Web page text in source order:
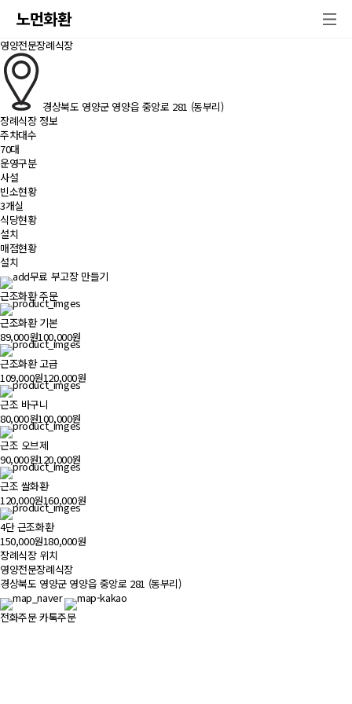
노먼화환
영양전문장례식장
경상북도 영양군 영양읍 중앙로 281 (동부리)
장례식장 정보
주차대수
70대
운영구분
사설
빈소현황
3개실
식당현황
설치
매점현황
설치
무료 부고장 만들기
근조화환 주문
근조화환 기본
89,000원100,000원
근조화환 고급
109,000원120,000원
근조 바구니
80,000원100,000원
근조 오브제
90,000원120,000원
근조 쌀화환
120,000원160,000원
4단 근조화환
150,000원180,000원
장례식장 위치500m
영양전문장례식장
경상북도 영양군 영양읍 중앙로 281 (동부리)
전화주문카톡주문